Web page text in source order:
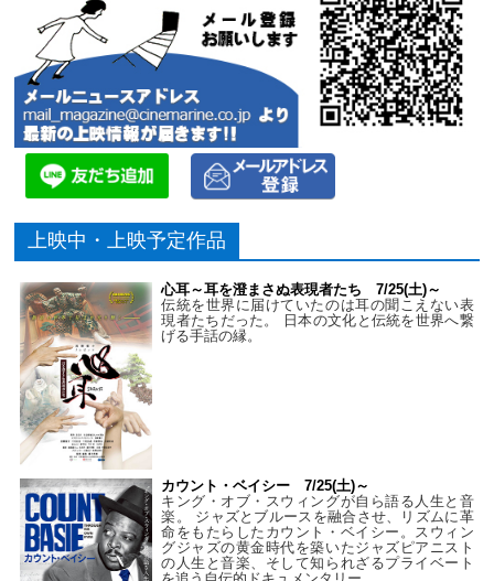
上映中・上映予定作品
心耳～耳を澄まさぬ表現者たち 7/25(土)～
伝統を世界に届けていたのは耳の聞こえない表
現者たちだった。 日本の文化と伝統を世界へ繋
げる手話の縁。
カウント・ベイシー 7/25(土)～
キング・オブ・スウィングが自ら語る人生と音
楽。 ジャズとブルースを融合させ、リズムに革
命をもたらしたカウント・ベイシー。スウィン
グジャズの黄金時代を築いたジャズピアニスト
の人生と音楽、そして知られざるプライベート